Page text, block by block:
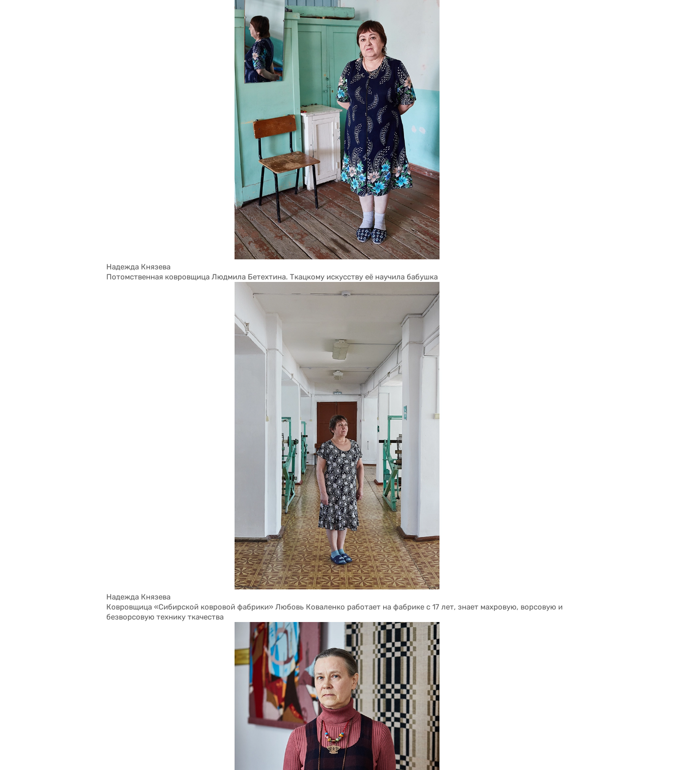
Надежда Князева
Потомственная ковровщица Людмила Бетехтина. Ткацкому искусству её научила бабушка
Надежда Князева
Ковровщица «Сибирской ковровой фабрики» Любовь Коваленко работает на фабрике с 17 лет, знает махровую, ворсовую и
безворсовую технику ткачества